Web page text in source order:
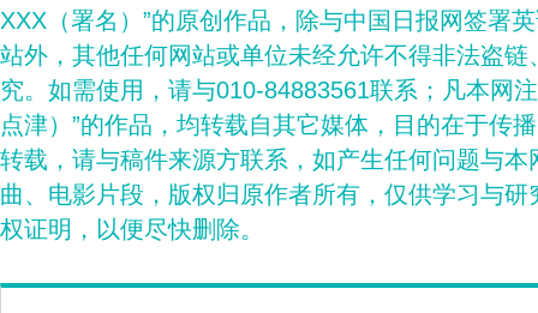
XXX（署名）”的原创作品，除与中国日报网签署
站外，其他任何网站或单位未经允许不得非法盗
究。如需使用，请与010-84883561联系；凡本网
点津）”的作品，均转载自其它媒体，目的在于传
转载，请与稿件来源方联系，如产生任何问题与
曲、电影片段，版权归原作者所有，仅供学习与
权证明，以便尽快删除。